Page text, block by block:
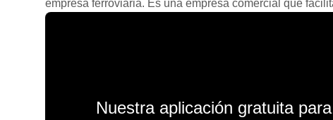
empresa ferroviaria. Es una empresa comercial que
Nuestra aplicación gratuita